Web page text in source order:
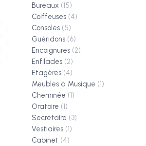
Bureaux (15)
Coiffeuses (4)
Consoles (5)
Guéridons (6)
Encoignures (2)
Enfilades (2)
Etagères (4)
Meubles à Musique (1)
Cheminée (1)
Oratoire (1)
Secrétaire (3)
Vestiaires (1)
Cabinet (4)